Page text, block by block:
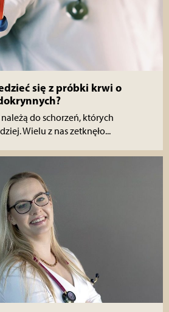
się z próbki krwi o
do schorzeń, których
Wielu z nas zetknęło...